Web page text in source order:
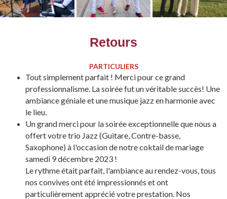
Retours
PARTICULIERS
Tout simplement parfait ! Merci pour ce grand
professionnalisme. La soirée fut un véritable succès! Une
ambiance géniale et une musique jazz en harmonie avec
le lieu.
Un grand merci pour la soirée exceptionnelle que nous a
offert votre trio Jazz (Guitare, Contre-basse,
Saxophone) à l'occasion de notre coktail de mariage
samedi 9 décembre 2023 !
Le rythme était parfait, l'ambiance au rendez-vous, tous
nos convives ont été impressionnés et ont
particulièrement apprécié votre prestation. Nos